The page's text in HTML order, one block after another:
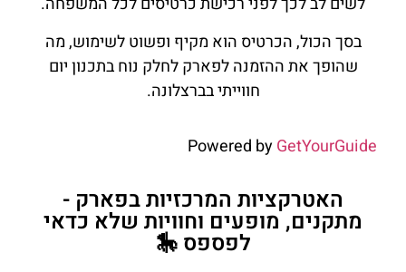
בסך הכול, הכרטיס הוא מקיף ופשוט לשימוש, מה
שהופך את ההזמנה לפארק לחלק נוח בתכנון יום
חווייתי בברצלונה.
Powered byGetYourGuide
האטרקציות המרכזיות בפארק -
מתקנים, מופעים וחוויות שלא כדאי
לפספס 🎠